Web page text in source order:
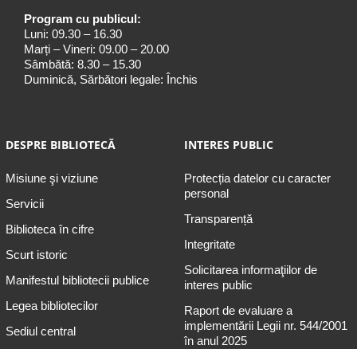
Program cu publicul:
Luni: 09.30 – 16.30
Marți – Vineri: 09.00 – 20.00
Sâmbătă: 8.30 – 15.30
Duminică, Sărbători legale: Închis
DESPRE BIBLIOTECĂ
Misiune şi viziune
Servicii
Biblioteca în cifre
Scurt istoric
Manifestul bibliotecii publice
Legea bibliotecilor
Sediul central
INTERES PUBLIC
Protecția datelor cu caracter
personal
Transparență
Integritate
Solicitarea informaţiilor de
interes public
Raport de evaluare a
implementării Legii nr. 544/2001
în anul 2025